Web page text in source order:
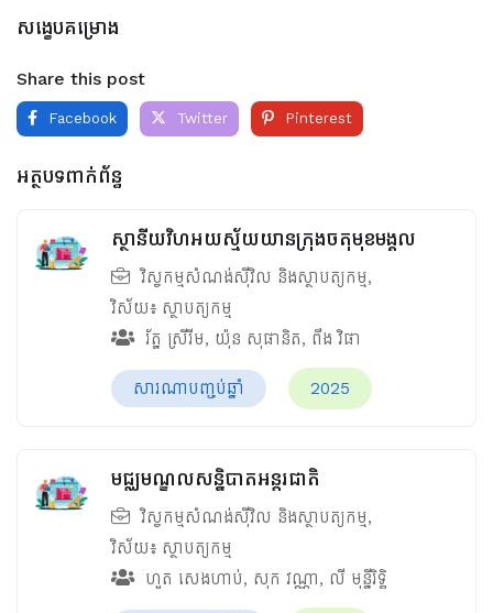
សង្ខេបគម្រោង
Share this post
Facebook Twitter Pinterest
អត្ថបទពាក់ព័ន្ធ
ស្ថានីយវិហអយស្ម័យយានក្រុងចតុមុខមង្គល
វិស្វកម្មសំណង់ស៊ីវិល និងស្ថាបត្យកម្ម,
វិស័យ៖ ស្ថាបត្យកម្ម
រ័ត្ន ស្រីរីម, យ៉ុន សុផានិត, ពឹង វិផា
សារណាបញ្ចប់ឆ្នាំ 2025
មជ្ឈមណ្ឌលសន្និបាតអន្តរជាតិ
វិស្វកម្មសំណង់ស៊ីវិល និងស្ថាបត្យកម្ម,
វិស័យ៖ ស្ថាបត្យកម្ម
ហួត សេងហាប់, សុក វណ្ណា, លី មុន្នីរិទ្ធិ